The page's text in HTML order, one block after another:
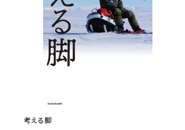
考える脚